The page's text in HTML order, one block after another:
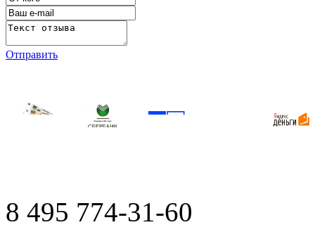
Отправить
8 495 774-31-60